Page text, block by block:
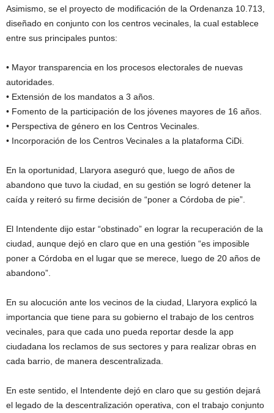
Asimismo, se el proyecto de modificación de la Ordenanza 10.713,
diseñado en conjunto con los centros vecinales, la cual establece
entre sus principales puntos:
• Mayor transparencia en los procesos electorales de nuevas
autoridades.
• Extensión de los mandatos a 3 años.
• Fomento de la participación de los jóvenes mayores de 16 años.
• Perspectiva de género en los Centros Vecinales.
• Incorporación de los Centros Vecinales a la plataforma CiDi.
En la oportunidad, Llaryora aseguró que, luego de años de
abandono que tuvo la ciudad, en su gestión se logró detener la
caída y reiteró su firme decisión de “poner a Córdoba de pie”.
El Intendente dijo estar “obstinado” en lograr la recuperación de la
ciudad, aunque dejó en claro que en una gestión “es imposible
poner a Córdoba en el lugar que se merece, luego de 20 años de
abandono”.
En su alocución ante los vecinos de la ciudad, Llaryora explicó la
importancia que tiene para su gobierno el trabajo de los centros
vecinales, para que cada uno pueda reportar desde la app
ciudadana los reclamos de sus sectores y para realizar obras en
cada barrio, de manera descentralizada.
En este sentido, el Intendente dejó en claro que su gestión dejará
el legado de la descentralización operativa, con el trabajo conjunto